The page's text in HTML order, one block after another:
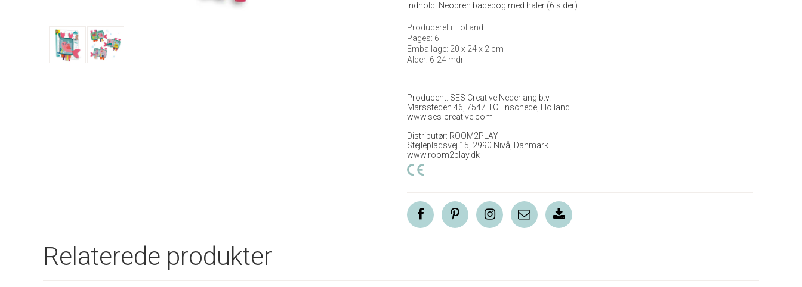
Indhold: Neopren badebog med haler (6 sider).
Produceret i Holland
Pages: 6
Emballage: 20 x 24 x 2 cm
Alder: 6-24 mdr
Producent: SES Creative Nederlang b.v.
Marssteden 46, 7547 TC Enschede, Holland
www.ses-creative.com
Distributør: ROOM2PLAY
Stejlepladsvej 15, 2990 Nivå, Danmark
www.room2play.dk
Relaterede produkter